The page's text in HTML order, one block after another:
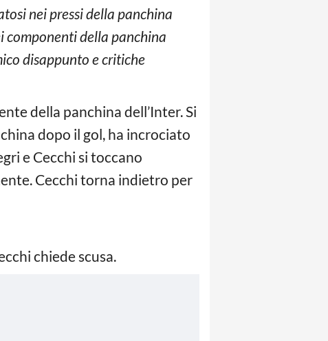
nei pressi della panchina
componenti della panchina
disappunto e critiche
della panchina dell’Inter. Si
dopo il gol, ha incrociato
e Cecchi si toccano
Cecchi torna indietro per
chiede scusa.